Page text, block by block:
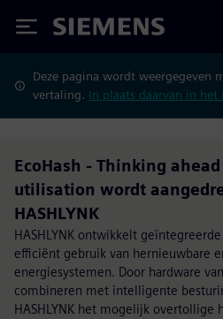
Siemens
Deze pagina wordt weergegeven
vertaling. In plaats daarvan in het
EcoHash - Thinking
utilisation wordt
HASHLYNK
HASHLYNK ontwikkelt
efficiënt gebruik van hernieuwbare
energiesystemen. Door hardware
combineren met intelligente
HASHLYNK het mogelijk overtollige